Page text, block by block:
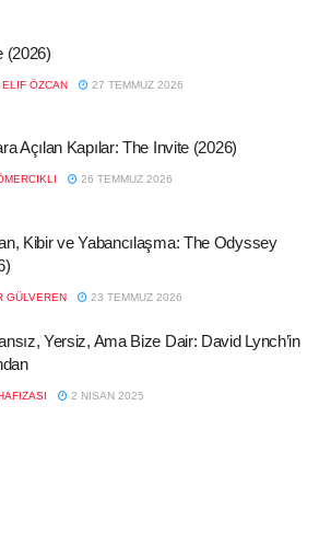
(2026)
ELIF ÖZCAN 27 TEMMUZ 2026
Açılan Kapılar: The Invite (2026)
26 TEMMUZ 2026
Kibir ve Yabancılaşma: The Odyssey
GÜLVEREN 23 TEMMUZ 2026
Yersiz, Ama Bize Dair: David Lynch’in
2 NISAN 2025